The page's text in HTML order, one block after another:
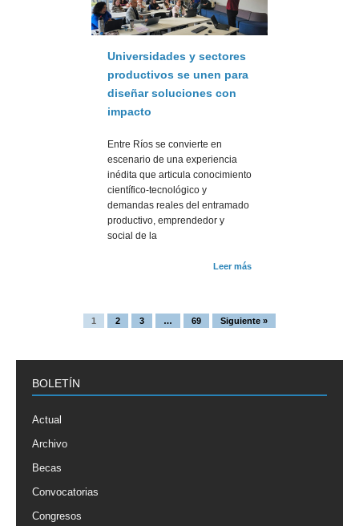
Universidades y sectores
productivos se unen para
diseñar soluciones con
impacto
Entre Ríos se convierte en
escenario de una experiencia
inédita que articula conocimiento
científico-tecnológico y
demandas reales del entramado
productivo, emprendedor y
social de la
Leer más
1 2 3 … 69 Siguiente »
BOLETÍN
Actual
Archivo
Becas
Convocatorias
Congresos